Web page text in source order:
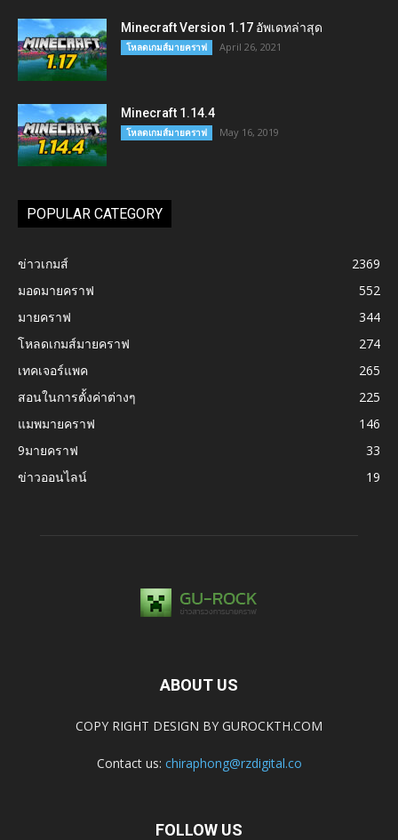
Minecraft Version 1.17 อัพเดทล่าสุด
โหลดเกมส์มายคราฟ April 26, 2021
Minecraft 1.14.4
โหลดเกมส์มายคราฟ May 16, 2019
POPULAR CATEGORY
ข่าวเกมส์
2369
มอดมายคราฟ
552
มายคราฟ
344
โหลดเกมส์มายคราฟ
274
เทคเจอร์แพค
265
สอนในการตั้งค่าต่างๆ
225
แมพมายคราฟ
146
9มายคราฟ
33
ข่าวออนไลน์
19
ABOUT US
COPY RIGHT DESIGN BY GUROCKTH.COM
Contact us: chiraphong@rzdigital.co
FOLLOW US